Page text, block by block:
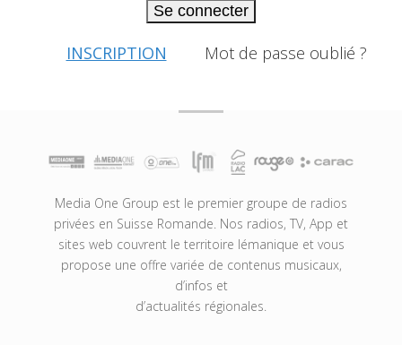
Se connecter
INSCRIPTION Mot de passe oublié ?
Media One Group est le premier groupe de radios
privées en Suisse Romande. Nos radios, TV, App et
sites web couvrent le territoire lémanique et vous
propose une offre variée de contenus musicaux,
d’infos et
d’actualités régionales.